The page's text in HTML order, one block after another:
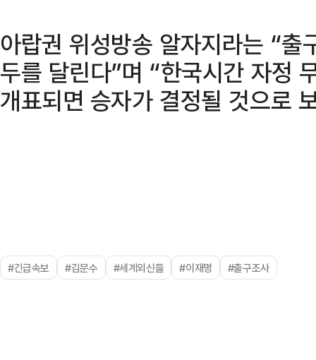
아랍권 위성방송 알자지라는 “
두를 달린다”며 “한국시간 자정
개표되면 승자가 결정될 것으로
#긴급속보 #김문수 #세계외신들 #이재명 #출구조사